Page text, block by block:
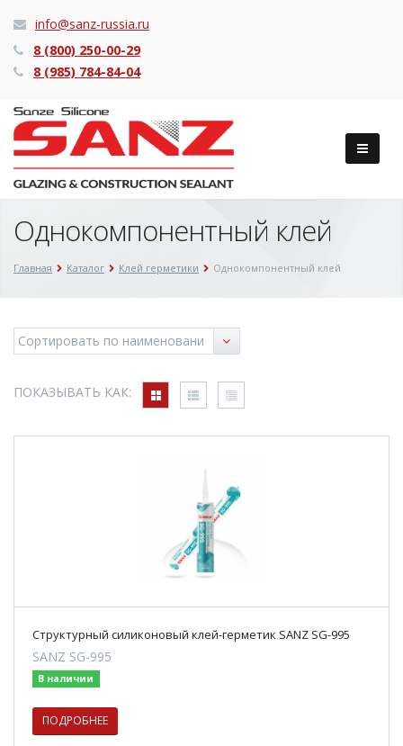
info@sanz-russia.ru
8 (800) 250-00-29
8 (985) 784-84-04
Однокомпонентный клей
Главная Каталог Клей герметики Однокомпонентный клей
ПОКАЗЫВАТЬ КАК:
Структурный силиконовый клей-герметик SANZ SG-995
SANZ SG-995
В наличии
ПОДРОБНЕЕ